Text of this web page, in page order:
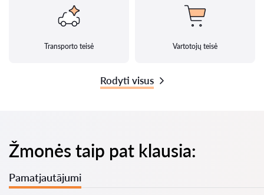
Transporto teisė Vartotojų teisė
Rodyti visus
Žmonės taip pat klausia:
Pamatjautājumi